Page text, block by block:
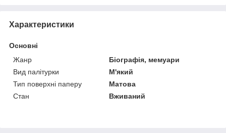
Характеристики
Основні
Жанр
Біографія, мемуари
Вид палітурки
М'який
Тип поверхні паперу
Матова
Стан
Вживаний